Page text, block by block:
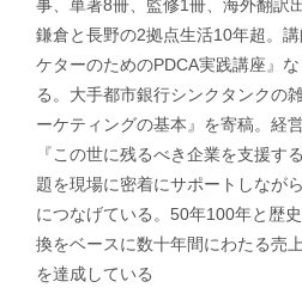
事、単著8冊、監修1冊、海外翻訳
鎌倉と長野の2拠点生活10年超。
ケターのためのPDCA実践講座』
る。大手都市銀行シンクタンクの
ーケティングの基本』を寄稿。経
『この世に残るべき企業を支援す
題を現場に密着にサポートしなが
につなげている。50年100年と歴
換をベースに数十年間にわたる売
を達成している